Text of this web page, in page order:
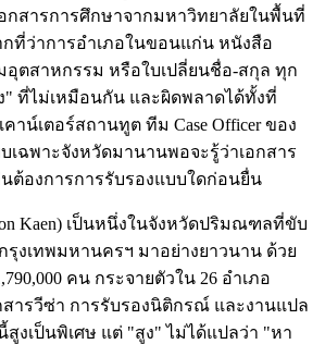
อกสารการศึกษาจากมหาวิทยาลัยในพื้นที่
ที่ว่าการอำเภอในขอนแก่น หนังสือ
ตสาหกรรม หรือใบเปลี่ยนชื่อ-สกุล ทุก
" ที่ไม่เหมือนกัน และผิดพลาดได้ทั้งที่
คาน์เตอร์สถานทูต ทีม Case Officer ของ
เฉพาะจังหวัดมานานพอจะรู้ว่าเอกสาร
ต้องการการรับรองแบบใดก่อนยื่น
Kaen) เป็นหนึ่งในจังหวัดปริมณฑลที่ขับ
รุงเทพมหานครฯ มาอย่างยาวนาน ด้วย
คน กระจายตัวใน 26 อำเภอ
ารวีซ่า การรับรองนิติกรณ์ และงานแปล
งเป็นพิเศษ แต่ "สูง" ไม่ได้แปลว่า "หา